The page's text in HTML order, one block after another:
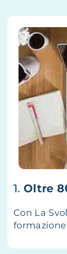
1. Oltre
Con La